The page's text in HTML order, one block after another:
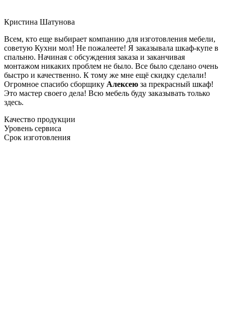
Кристина Шатунова
Всем, кто еще выбирает компанию для изготовления мебели,
советую Кухни мол! Не пожалеете! Я заказывала шкаф-купе в
спальню. Начиная с обсуждения заказа и заканчивая
монтажом никаких проблем не было. Все было сделано очень
быстро и качественно. К тому же мне ещё скидку сделали!
Огромное спасибо сборщику Алексею за прекрасный шкаф!
Это мастер своего дела! Всю мебель буду заказывать только
здесь.
Качество продукции
Уровень сервиса
Срок изготовления